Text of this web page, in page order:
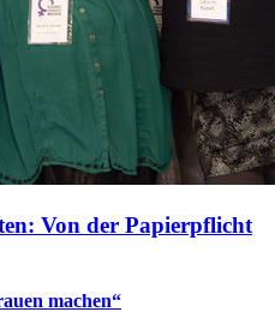
Von der Papierpflicht
machen“